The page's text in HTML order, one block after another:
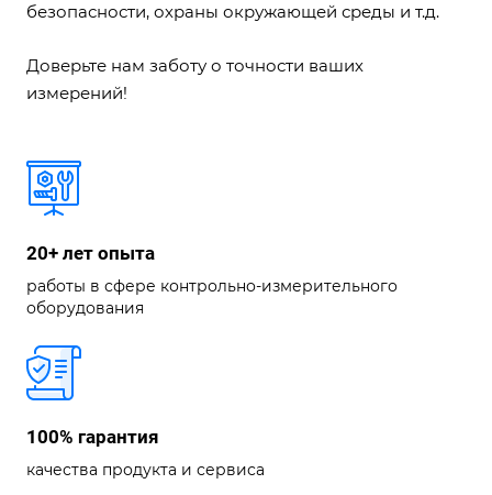
безопасности, охраны окружающей среды и т.д.
Доверьте нам заботу о точности ваших
измерений!
20+ лет опыта
работы в сфере контрольно-измерительного
оборудования
100% гарантия
качества продукта и сервиса